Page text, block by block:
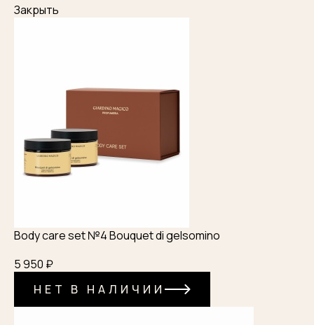
Закрыть
Body care set №4 Bouquet di gelsomino
5 950 ₽
НЕТ В НАЛИЧИИ